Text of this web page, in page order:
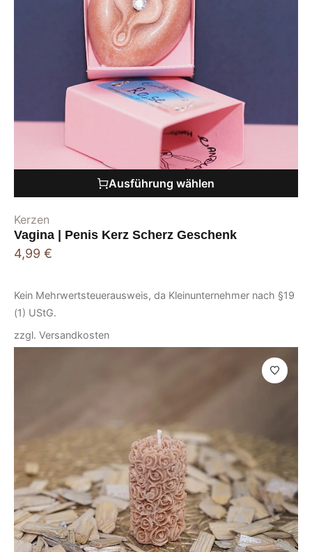
Ausführung wählen
Kerzen
Vagina | Penis Kerz Scherz Geschenk
4,99 €
Kein Mehrwertsteuerausweis, da Kleinunternehmer nach §19
(1) UStG.
zzgl. Versandkosten